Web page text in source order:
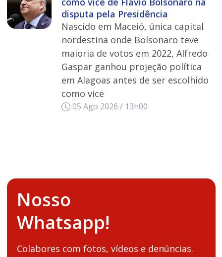
disputa pela Presidência
Nascido em Maceió, única capital
nordestina onde Bolsonaro teve
maioria de votos em 2022, Alfredo
Gaspar ganhou projeção política
em Alagoas antes de ser escolhido
como vice
05 Ago 2026 / 13h00
Nosso
Whatsapp!
Colabores com fotos, vídeos e denúncias.